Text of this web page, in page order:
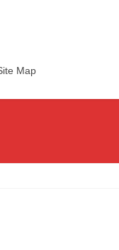
Map